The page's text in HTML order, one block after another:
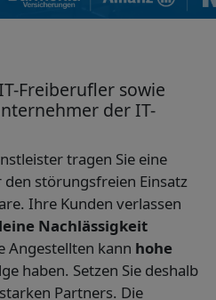
Freiberufler sowie
der IT-
tragen Sie eine
störungsfreien Einsatz
Ihre Kunden verlassen
Nachlässigkeit
Angestellten kann hohe
haben. Setzen Sie deshalb
Partners. Die